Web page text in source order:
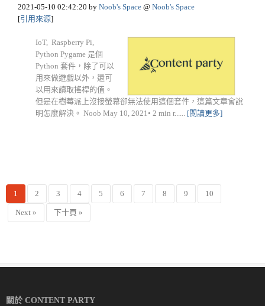
2021-05-10 02:42:20 by Noob's Space @ Noob's Space
[引用來源]
IoT, Raspberry Pi,
Python Pygame 是個
Python 套件，除了可以
用來做遊戲以外，還可
以用來讀取搖桿的值。
但是在樹莓派上沒接螢幕卻無法使用這個套件，這篇文章會說
明怎麼解決。 Noob May 10, 2021• 2 min r...... [閱讀更多]
1 2 3 4 5 6 7 8 9 10
Next » 下十頁 »
關於 CONTENT PARTY